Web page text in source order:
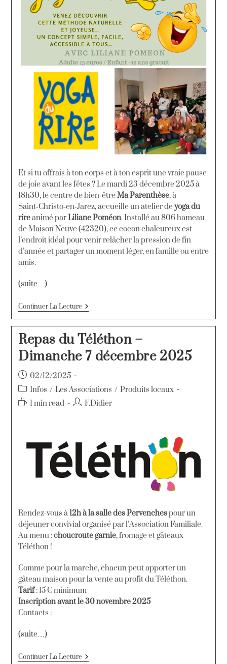
Et si tu offrais à ton corps et à ton esprit une vraie pause
de joie avant les fêtes ? Le mardi 23 décembre 2025 à
18h30, le centre de bien‑êtreMa Parenthèse, à
Saint‑Christo‑en‑Jarez, accueille un atelier deyoga du
rireanimé parLiliane Poméon. Installé au 806 hameau
de Maison Neuve (42320), ce cocon chaleureux est
l’endroit idéal pour venir relâcher la pression de fin
d’année et partager un moment léger, en famille ou entre
amis.
(suite…)
Continuer La Lecture
Repas du Téléthon –
Dimanche 7 décembre 2025
02/12/2025
Infos / Les Associations / Produits locaux
1 min read
F.Didier
Rendez-vous à12h à la salle des Pervenchespour un
déjeuner convivial organisé par l’Association Familiale.
Au menu :choucroute garnie, fromage et gâteaux
Téléthon !
Comme pour la marche, chacun peut apporter un
gâteau maison pour la vente au profit du Téléthon.
Tarif: 15 € minimum
Inscription avant le 30 novembre 2025
Contacts :
(suite…)
Continuer La Lecture